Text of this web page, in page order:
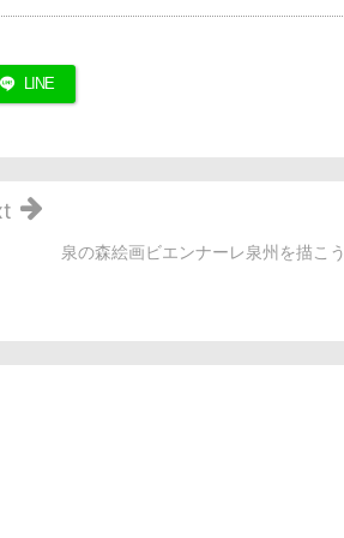
LINE
泉の森絵画ビエンナーレ泉州を描こう